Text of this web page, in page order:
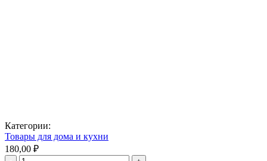
Категории:
Товары для дома и кухни
180,00 ₽